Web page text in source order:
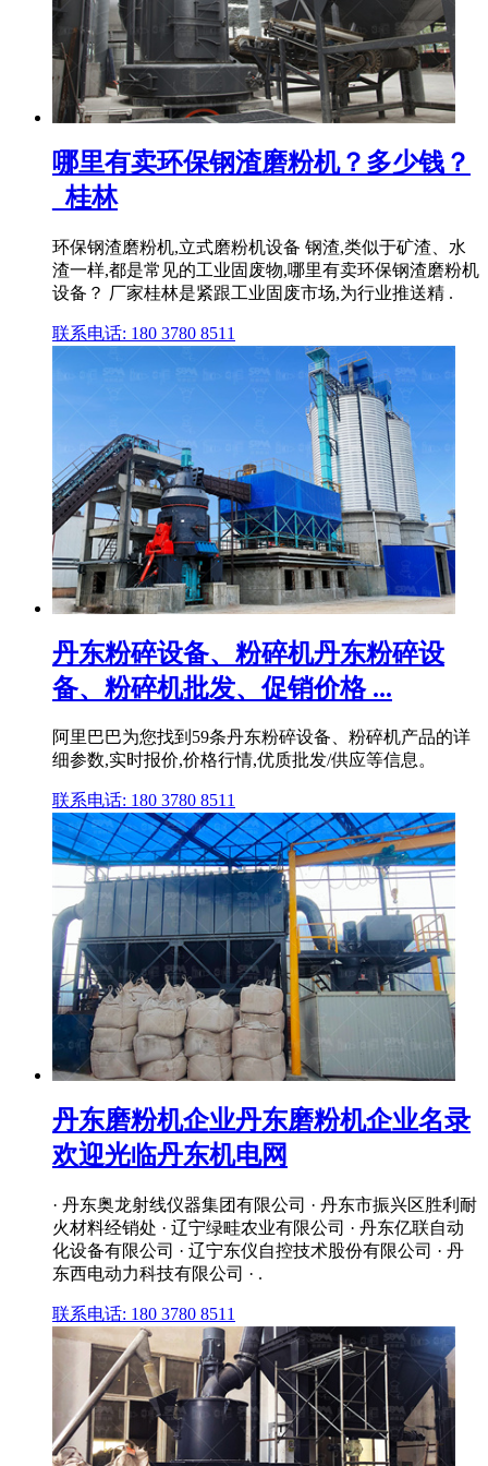
哪里有卖环保钢渣磨粉机？多少钱？
_桂林
环保钢渣磨粉机,立式磨粉机设备 钢渣,类似于矿渣、水
渣一样,都是常见的工业固废物,哪里有卖环保钢渣磨粉机
设备？ 厂家桂林是紧跟工业固废市场,为行业推送精 .
联系电话: 180 3780 8511
丹东粉碎设备、粉碎机丹东粉碎设
备、粉碎机批发、促销价格 ...
阿里巴巴为您找到59条丹东粉碎设备、粉碎机产品的详
细参数,实时报价,价格行情,优质批发/供应等信息。
联系电话: 180 3780 8511
丹东磨粉机企业丹东磨粉机企业名录
欢迎光临丹东机电网
· 丹东奥龙射线仪器集团有限公司 · 丹东市振兴区胜利耐
火材料经销处 · 辽宁绿畦农业有限公司 · 丹东亿联自动
化设备有限公司 · 辽宁东仪自控技术股份有限公司 · 丹
东西电动力科技有限公司 · .
联系电话: 180 3780 8511